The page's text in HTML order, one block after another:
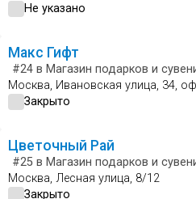
Не указано
Макс Гифт
#24 в Магазин подарков и
Москва, Ивановская улица, 34,
Закрыто
Цветочный Рай
#25 в Магазин подарков и
Москва, Лесная улица, 8/12
Закрыто